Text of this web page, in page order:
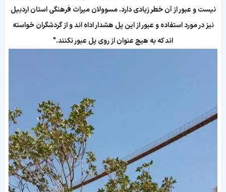
نیست و عبور از آن خطر زیادی دارد. مسوولان میراث فرهنگی استان اردبیل
نیز در مورد استفاده و عبور از این پل هشدار اداه اند و از گردشگران خواسته
اند که به هیچ عنوان از روی پل عبور نکنند."